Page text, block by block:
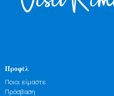
Προφίλ
Ποιοι είμαστε
Πρόσβαση